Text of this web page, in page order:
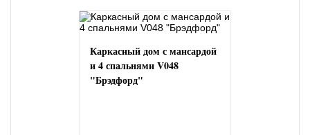
Каркасный дом с мансардой
и 4 спальнями V048
"Брэдфорд"